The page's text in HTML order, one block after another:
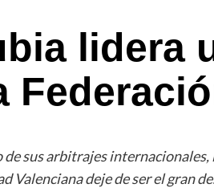
lidera
sus arbitrajes
Valenciana deje de ser el gran